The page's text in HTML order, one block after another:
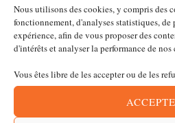
Nous utilisons des cookies, y compris des
fonctionnement, d'analyses statistiques,
expérience, afin de vous proposer des
d'intérêts et analyser la performance de
Vous êtes libre de les accepter ou de les
Action : raffermit les
Argile verte : tapisse
Réglisse : anti-